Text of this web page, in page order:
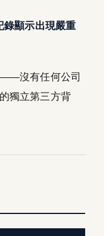
錄顯示出現嚴重
沒有任何公司
獨立第三方背